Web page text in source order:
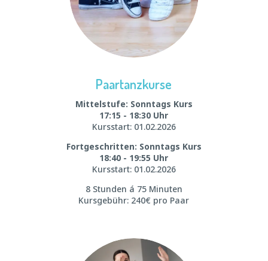
Paartanzkurse
Mittelstufe: Sonntags Kurs
17:15 - 18:30 Uhr
Kursstart: 01.02.2026
Fortgeschritten: Sonntags Kurs
18:40 - 19:55 Uhr
Kursstart: 01.02.2026
8 Stunden á 75 Minuten
Kursgebühr: 240€ pro Paar